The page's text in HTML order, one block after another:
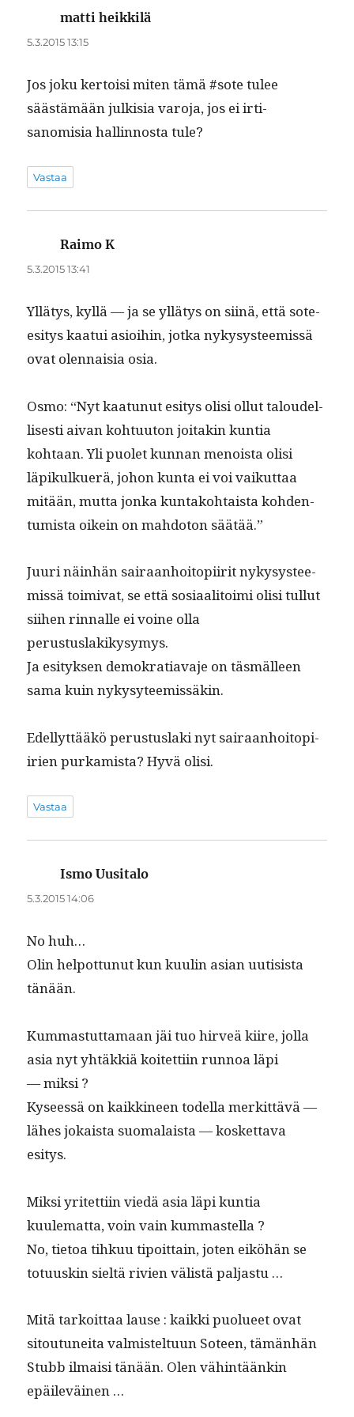
matti heikkilä
5.3.2015 13:15
Jos joku ker­toisi miten tämä #sote tulee
säästämään julk­isia varo­ja, jos ei irti­
sanomisia hallinnos­ta tule?
Vastaa
Raimo K
5.3.2015 13:41
Yllä­tys, kyl­lä — ja se yllä­tys on siinä, että sote-
esi­tys kaa­tui asioi­hin, jot­ka nykysys­tee­mis­sä
ovat olen­naisia osia.
Osmo: “Nyt kaatunut esi­tys olisi ollut taloudel­
lis­es­ti aivan kohtu­u­ton joitakin kun­tia
kohtaan. Yli puo­let kun­nan menoista olisi
läpikulkuerä, johon kun­ta ei voi vaikut­taa
mitään, mut­ta jon­ka kun­tako­htaista kohden­
tu­mista oikein on mah­do­ton säätää.”
Juuri näin­hän sairaan­hoitopi­ir­it nykysys­tee­
mis­sä toimi­vat, se että sosi­aal­i­toi­mi olisi tul­lut
siihen rin­nalle ei voine olla
perustuslakikysymys.
Ja esi­tyk­sen demokra­ti­ava­je on täs­mälleen
sama kuin nykysyteemissäkin.
Edel­lyt­tääkö perus­tus­la­ki nyt sairaan­hoitopi­
irien purkamista? Hyvä olisi.
Vastaa
Ismo Uusitalo
5.3.2015 14:06
No huh…
Olin helpot­tunut kun kuulin asian uuti­sista
tänään.
Kum­mas­tut­ta­maan jäi tuo hirveä kiire, jol­la
asia nyt yhtäkkiä koitet­ti­in run­noa läpi
— miksi ?
Kyseessä on kaikki­neen todel­la merkit­tävä —
läh­es jokaista suo­ma­laista — kos­ket­ta­va
esitys.
Mik­si yritet­ti­in viedä asia läpi kun­tia
kuulemat­ta, voin vain kummastella ?
No, tietoa tihkuu tipoit­tain, joten eiköhän se
totu­uskin sieltä riv­ien välistä paljastu …
Mitä tarkoit­taa lause : kaik­ki puolueet ovat
sitoutunei­ta valmis­tel­tu­un Soteen, tämän­hän
Stubb ilmaisi tänään. Olen vähin­täänkin
epäileväinen …